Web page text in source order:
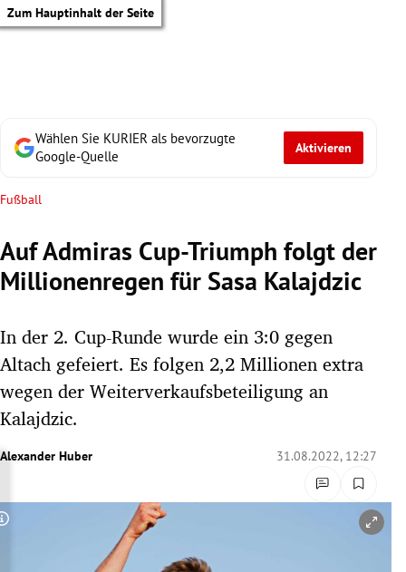
Zum Hauptinhalt der Seite
Untermenü
Untermenü
Untermenü
Wählen Sie KURIER als bevorzugte
Google-Quelle
Aktivieren
Fußball
Auf Admiras Cup-Triumph folgt der
Millionenregen für Sasa Kalajdzic
In der 2. Cup-Runde wurde ein 3:0 gegen
Altach gefeiert. Es folgen 2,2 Millionen extra
wegen der Weiterverkaufsbeteiligung an
Kalajdzic.
Alexander Huber 31.08.2022, 12:27
Copyright-Hinweis öffnen/schließen